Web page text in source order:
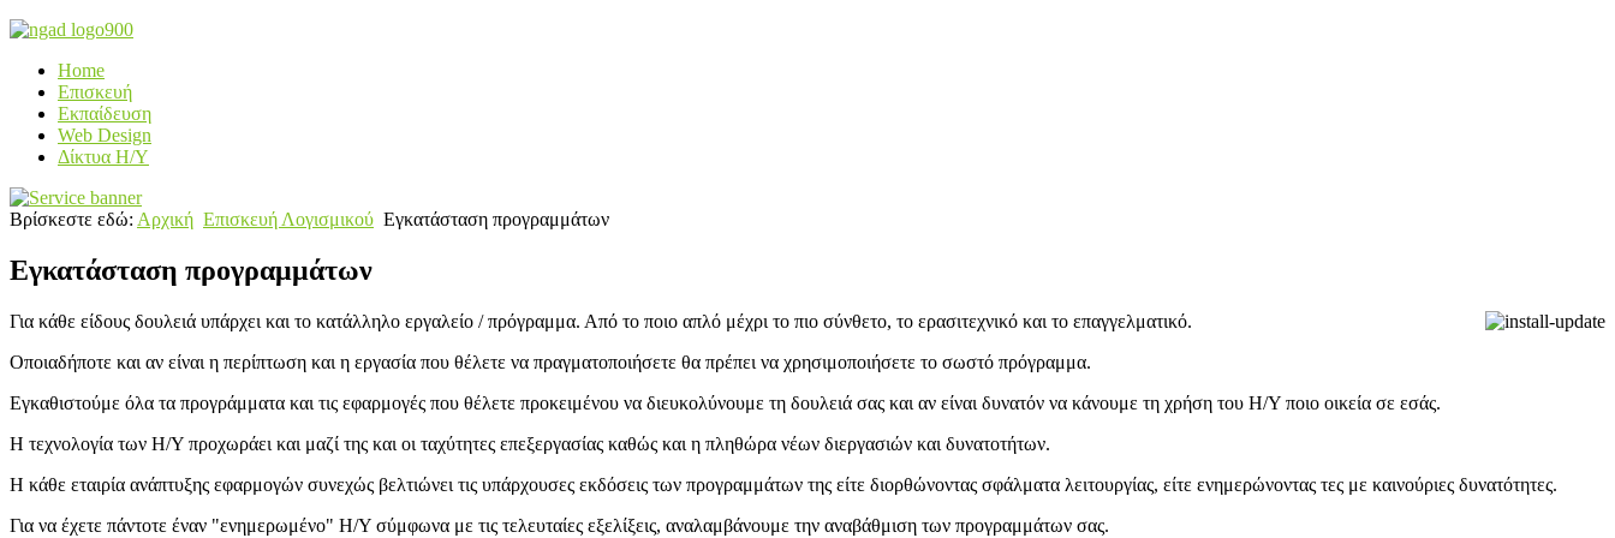
Home
Επισκευή
Εκπαίδευση
Web Design
Δίκτυα Η/Υ
Βρίσκεστε εδώ: Αρχική Επισκευή Λογισμικού Εγκατάσταση προγραμμάτων
Εγκατάσταση προγραμμάτων
Για κάθε είδους δουλειά υπάρχει και το κατάλληλο εργαλείο / πρόγραμμα. Από το ποιο απλό μέχρι το πιο σύνθετο, το ερασιτεχνικό και το επαγγελματικό.
Οποιαδήποτε και αν είναι η περίπτωση και η εργασία που θέλετε να πραγματοποιήσετε θα πρέπει να χρησιμοποιήσετε το σωστό πρόγραμμα.
Εγκαθιστούμε όλα τα προγράμματα και τις εφαρμογές που θέλετε προκειμένου να διευκολύνουμε τη δουλειά σας και αν είναι δυνατόν να κάνουμε τη χρήση του Η/Υ ποιο οικεία σε εσάς.
Η τεχνολογία των Η/Υ προχωράει και μαζί της και οι ταχύτητες επεξεργασίας καθώς και η πληθώρα νέων διεργασιών και δυνατοτήτων.
Η κάθε εταιρία ανάπτυξης εφαρμογών συνεχώς βελτιώνει τις υπάρχουσες εκδόσεις των προγραμμάτων της είτε διορθώνοντας σφάλματα λειτουργίας, είτε ενημερώνοντας τες με καινούριες δυνατότητες.
Για να έχετε πάντοτε έναν "ενημερωμένο" Η/Υ σύμφωνα με τις τελευταίες εξελίξεις, αναλαμβάνουμε την αναβάθμιση των προγραμμάτων σας.